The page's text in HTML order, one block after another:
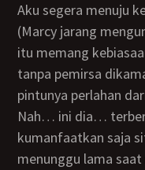
Aku segera menuju kekamar Marcy, membukanya
(Marcy jarang
itu memang
tanpa pemirsa
pintunya perlahan
Nah… ini dia… terbersit dibenakku, kenapa tidak
kumanfaatkan saja
menunggu lama